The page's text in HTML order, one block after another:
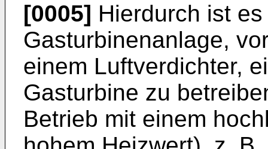
[0005] Hierdurch ist
Gasturbinenanlage,
einem Luftverdichter,
Gasturbine zu
Betrieb mit einem